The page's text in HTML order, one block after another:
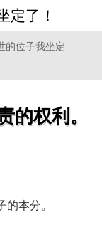
定了！
的位子我坐定
的权利。
本分。